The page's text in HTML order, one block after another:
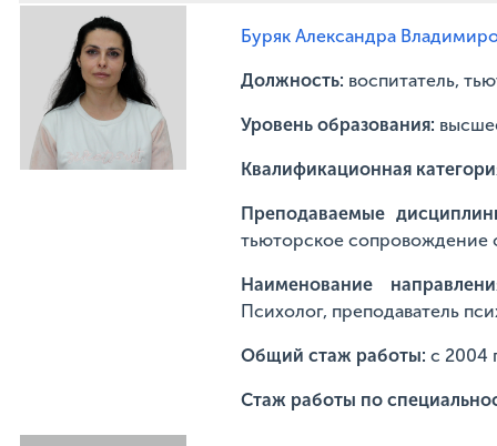
Буряк Александра
Должность: воспитатель,
Уровень образования:
Квалификационная
Преподаваемые
тьюторское сопровождение
Наименование
Психолог, преподаватель
Общий стаж работы: с 2004
Стаж работы по